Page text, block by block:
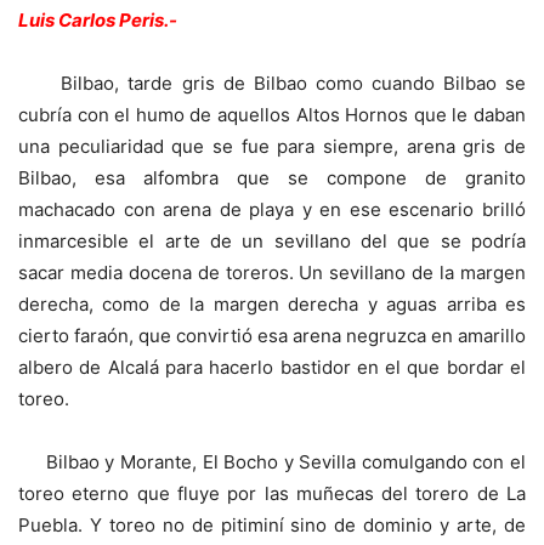
Luis Carlos Peris.-
Bilbao, tarde gris de Bilbao como cuando Bilbao se
cubría con el humo de aquellos Altos Hornos que le daban
una peculiaridad que se fue para siempre, arena gris de
Bilbao, esa alfombra que se compone de granito
machacado con arena de playa y en ese escenario brilló
inmarcesible el arte de un sevillano del que se podría
sacar media docena de toreros. Un sevillano de la margen
derecha, como de la margen derecha y aguas arriba es
cierto faraón, que convirtió esa arena negruzca en amarillo
albero de Alcalá para hacerlo bastidor en el que bordar el
toreo.
Bilbao y Morante, El Bocho y Sevilla comulgando con el
toreo eterno que fluye por las muñecas del torero de La
Puebla. Y toreo no de pitiminí sino de dominio y arte, de